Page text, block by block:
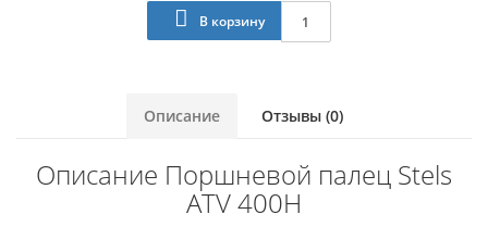
В корзину
Описание Отзывы (0)
Описание Поршневой палец Stels
ATV 400H